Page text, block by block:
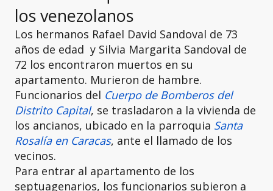
los venezolanos
Los hermanos Rafael David Sandoval de 73
años de edad y Silvia Margarita Sandoval de
72 los encontraron muertos en su
apartamento. Murieron de hambre.
Funcionarios del Cuerpo de Bomberos del
Distrito Capital, se trasladaron a la vivienda de
los ancianos, ubicado en la parroquia Santa
Rosalía en Caracas, ante el llamado de los
vecinos.
Para entrar al apartamento de los
septuagenarios, los funcionarios subieron a